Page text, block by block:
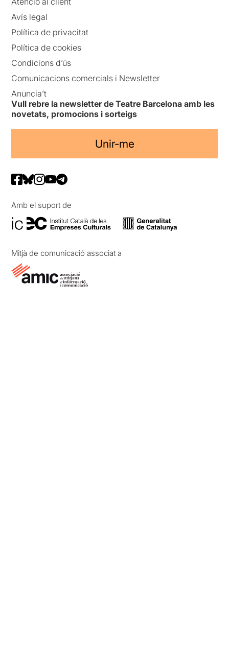
Avís legal
Política de privacitat
Política de cookies
Condicions d’ús
Comunicacions comercials i Newsletter
Anuncia’t
Vull rebre la newsletter de Teatre Barcelona amb les
novetats, promocions i sorteigs
Unir-me
Amb el suport de
Mitjà de comunicació associat a